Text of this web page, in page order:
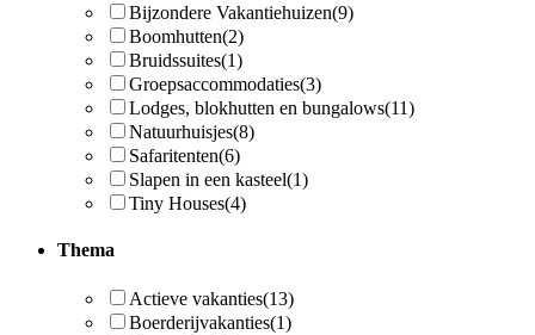
Bijzondere Vakantiehuizen(9)
Boomhutten(2)
Bruidssuites(1)
Groepsaccommodaties(3)
Lodges, blokhutten en bungalows(11)
Natuurhuisjes(8)
Safaritenten(6)
Slapen in een kasteel(1)
Tiny Houses(4)
Thema
Actieve vakanties(13)
Boerderijvakanties(1)